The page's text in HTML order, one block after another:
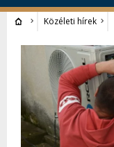
Közéleti hírek